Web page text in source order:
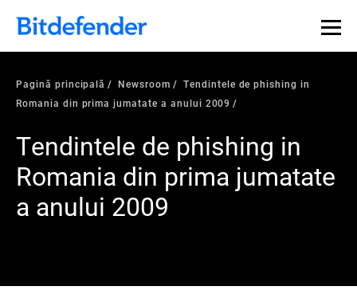
Pagină principală Newsroom
Tendintele de phishing in
Romania din prima jumatate a anului 2009
Tendintele de phishing in
Romania din prima jumatate
a anului 2009